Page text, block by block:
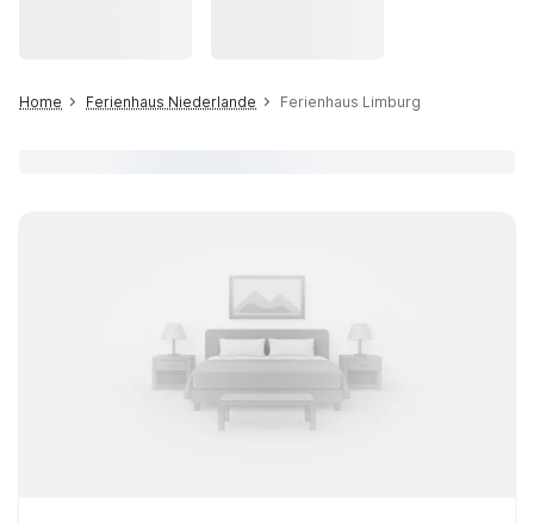
Home Ferienhaus Niederlande Ferienhaus Limburg